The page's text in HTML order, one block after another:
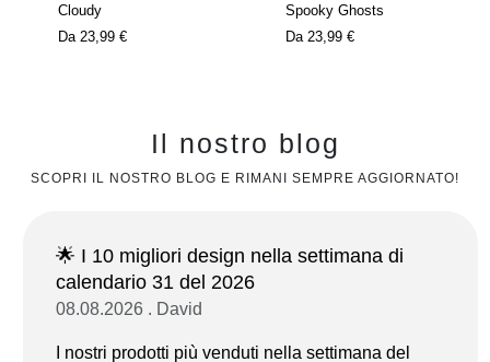
Cloudy
Da 23,99 €
Spooky Ghosts
Da 23,99 €
Il nostro blog
SCOPRI IL NOSTRO BLOG E RIMANI SEMPRE AGGIORNATO!
🌟 I 10 migliori design nella settimana di
calendario 31 del 2026
08.08.2026 . David
I nostri prodotti più venduti nella settimana del